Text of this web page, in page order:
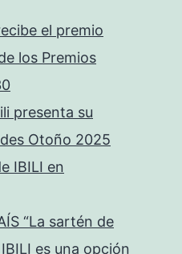
el premio
los Premios
presenta su
Otoño 2025
IBILI en
“La sartén de
es una opción